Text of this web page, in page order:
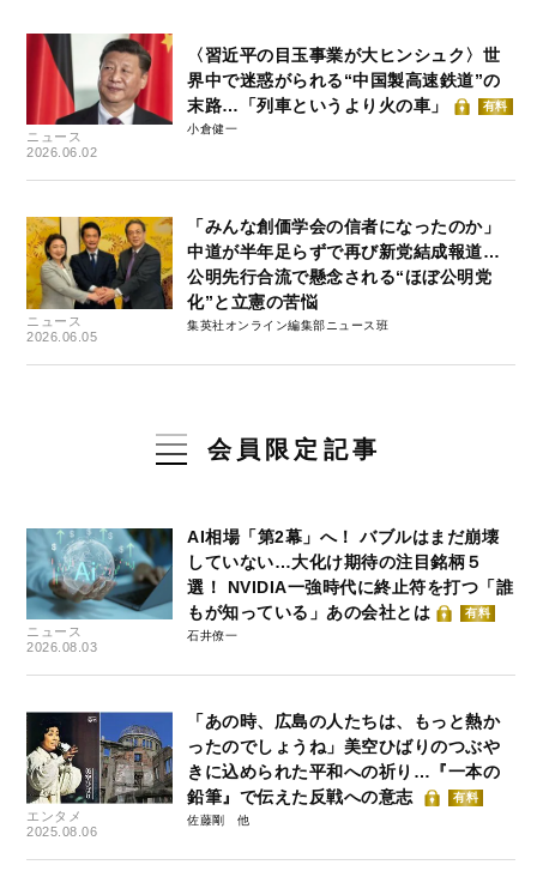
ニュース
2026.06.02
〈習近平の目玉事業が大ヒンシュク〉世
界中で迷惑がられる“中国製高速鉄道”の
末路…「列車というより火の車」
有料
小倉健一
ニュース
2026.06.05
「みんな創価学会の信者になったのか」
中道が半年足らずで再び新党結成報道…
公明先行合流で懸念される“ほぼ公明党
化”と立憲の苦悩
集英社オンライン編集部ニュース班
会員限定記事
ニュース
2026.08.03
AI相場「第2幕」へ！ バブルはまだ崩壊
していない…大化け期待の注目銘柄５
選！ NVIDIA一強時代に終止符を打つ「誰
もが知っている」あの会社とは
有料
石井僚一
エンタメ
2025.08.06
「あの時、広島の人たちは、もっと熱か
ったのでしょうね」美空ひばりのつぶや
きに込められた平和への祈り…『一本の
鉛筆』で伝えた反戦への意志
有料
佐藤剛